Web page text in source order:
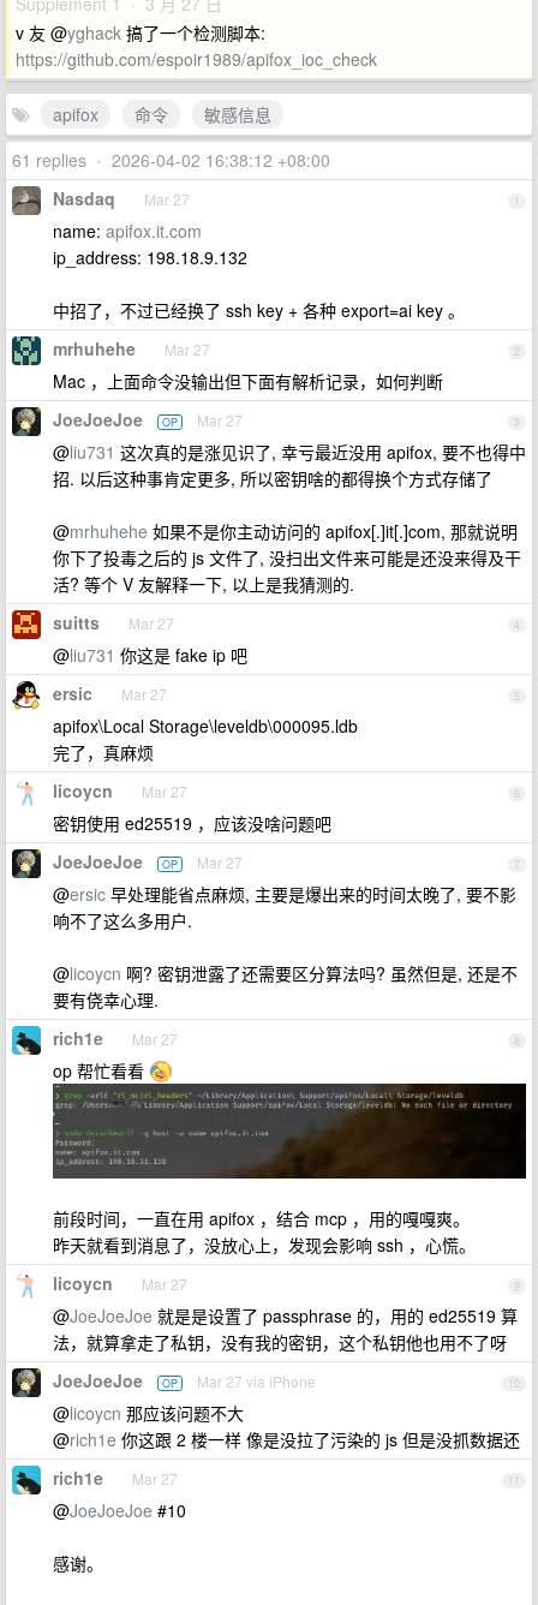
v 友 @yghack 搞了一个检测脚本:
https://github.com/espoir1989/apifox_ioc_check
apifox 命令
敏感信息
61 replies • 2026-04-02 16:38:12 +08:00
1
Nasdaq Mar 27
name: apifox.it.com
ip_address: 198.18.9.132
中招了，不过已经换了 ssh key + 各种 export=ai key 。
2
mrhuhehe Mar 27
Mac ，上面命令没输出但下面有解析记录，如何判断
3
JoeJoeJoe OP Mar 27
@liu731 这次真的是涨见识了, 幸亏最近没用 apifox, 要不也得中
招. 以后这种事肯定更多, 所以密钥啥的都得换个方式存储了
@mrhuhehe 如果不是你主动访问的 apifox[.]it[.]com, 那就说明
你下了投毒之后的 js 文件了, 没扫出文件来可能是还没来得及干
活? 等个 V 友解释一下, 以上是我猜测的.
4
suitts Mar 27
@liu731 你这是 fake ip 吧
5
ersic Mar 27
apifox\Local Storage\leveldb\000095.ldb
完了，真麻烦
6
licoycn Mar 27
密钥使用 ed25519 ，应该没啥问题吧
7
JoeJoeJoe OP Mar 27
@ersic 早处理能省点麻烦, 主要是爆出来的时间太晚了, 要不影
响不了这么多用户.
@licoycn 啊? 密钥泄露了还需要区分算法吗? 虽然但是, 还是不
要有侥幸心理.
8
rich1e Mar 27
op 帮忙看看
前段时间，一直在用 apifox ，结合 mcp ，用的嘎嘎爽。
昨天就看到消息了，没放心上，发现会影响 ssh ，心慌。
9
licoycn Mar 27
@JoeJoeJoe 就是是设置了 passphrase 的，用的 ed25519 算
法，就算拿走了私钥，没有我的密钥，这个私钥他也用不了呀
10
JoeJoeJoe OP Mar 27 via iPhone
@licoycn 那应该问题不大
@rich1e 你这跟 2 楼一样 像是没拉了污染的 js 但是没抓数据还
11
rich1e Mar 27
@JoeJoeJoe #10
感谢。